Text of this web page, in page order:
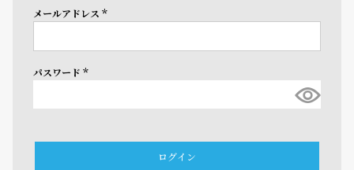
メールアドレス
(必
パスワード
(必
ログイン